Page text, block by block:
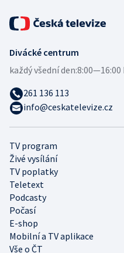
TV program
Živé vysílání
TV poplatky
Teletext
Podcasty
Počasí
E-shop
Mobilní a TV aplikace
Vše o ČT
Divácké centrum
každý všední den:8:00—16:00
261 136 113
info@ceskatelevize.cz